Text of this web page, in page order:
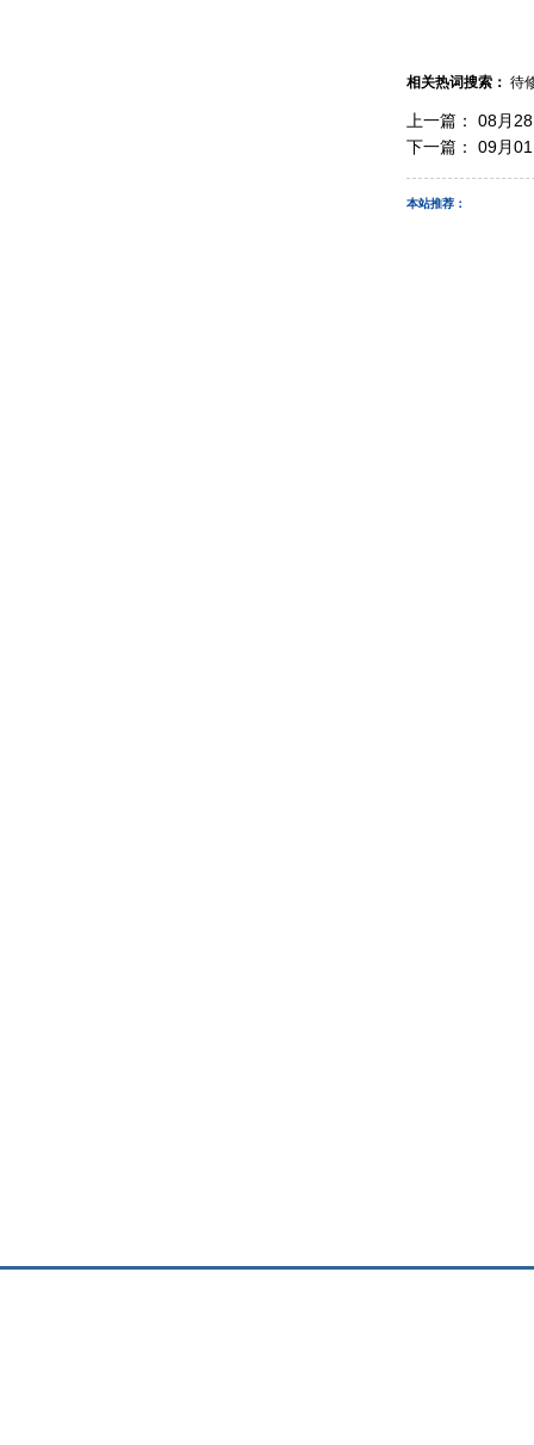
相关热词搜索： 待
上一篇：
08月
下一篇：
09月
本站推荐：